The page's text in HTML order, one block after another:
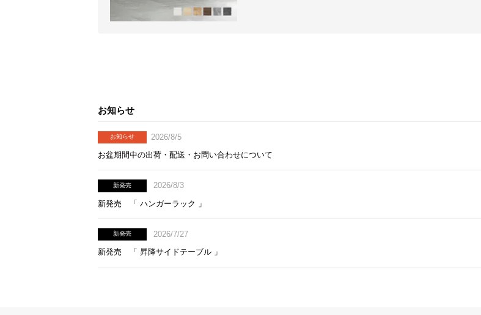
お知らせ
お知らせ
2026/8/5
お盆期間中の出荷・配送・お問い合わせについて
新発売
2026/8/3
新発売 「 ハンガーラック 」
新発売
2026/7/27
新発売 「 昇降サイドテーブル 」